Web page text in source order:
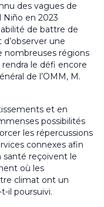
des vagues de
Niño en 2023
de battre de
une
nombreuses régions
le défi encore
de l’OMM, M.
et en
possibilités
les répercussions
connexes afin
santé reçoivent le
où les
climat ont un
il poursuivi.